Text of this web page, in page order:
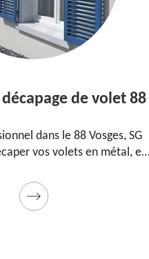
fissure murs 88
le 88 Vosges, SG Toiture
solutions pour réparer
professionnels. Travaux
décennaux